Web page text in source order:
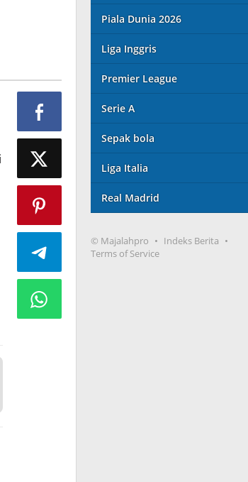
Piala Dunia 2026
Liga Inggris
Premier League
Serie A
Sepak bola
Liga Italia
Real Madrid
© Majalahpro
Indeks Berita
Terms of Service